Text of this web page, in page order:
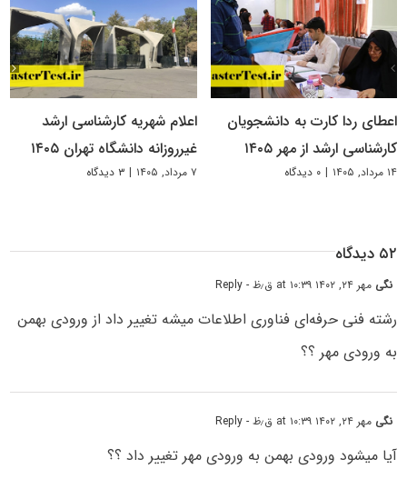
اعطای ردا کارت به دانشجویان
کارشناسی ارشد از مهر ۱۴۰۵
۱۴ مرداد, ۱۴۰۵ | ۰ دیدگاه
اعلام شهریه کارشناسی ارشد
غیرروزانه دانشگاه تهران ۱۴۰۵
۷ مرداد, ۱۴۰۵ | ۳ دیدگاه
۵۲ دیدگاه
نگی مهر ۲۴, ۱۴۰۲ at ۱۰:۳۹ ق٫ظ - Reply
رشته فنی حرفه‌ای فناوری اطلاعات میشه تغییر داد از ورودی بهمن
به ورودی مهر ؟؟
نگی مهر ۲۴, ۱۴۰۲ at ۱۰:۳۹ ق٫ظ - Reply
آیا میشود ورودی بهمن به ورودی مهر تغییر داد ؟؟